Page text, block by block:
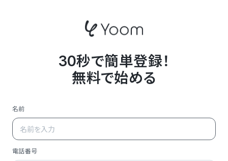
30秒で簡単登録！
無料で始める
名前
電話番号